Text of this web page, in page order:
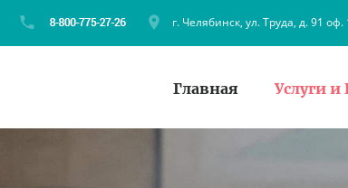
г. Челябинск, ул. Труда, д. 91 оф.
Главная Услуги